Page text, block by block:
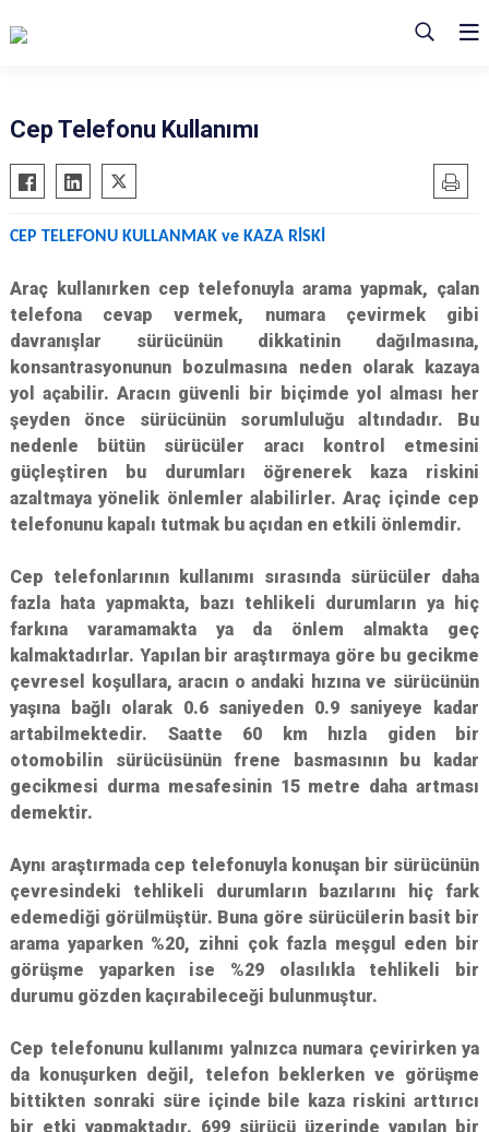
Cep Telefonu Kullanımı
CEP TELEFONU KULLANMAK ve KAZA RİSKİ
Araç kullanırken cep telefonuyla arama yapmak, çalan
telefona cevap vermek, numara çevirmek gibi
davranışlar sürücünün dikkatinin dağılmasına,
konsantrasyonunun bozulmasına neden olarak kazaya
yol açabilir. Aracın güvenli bir biçimde yol alması her
şeyden önce sürücünün sorumluluğu altındadır. Bu
nedenle bütün sürücüler aracı kontrol etmesini
güçleştiren bu durumları öğrenerek kaza riskini
azaltmaya yönelik önlemler alabilirler. Araç içinde cep
telefonunu kapalı tutmak bu açıdan en etkili önlemdir.
Cep telefonlarının kullanımı sırasında sürücüler daha
fazla hata yapmakta, bazı tehlikeli durumların ya hiç
farkına varamamakta ya da önlem almakta geç
kalmaktadırlar. Yapılan bir araştırmaya göre bu gecikme
çevresel koşullara, aracın o andaki hızına ve sürücünün
yaşına bağlı olarak 0.6 saniyeden 0.9 saniyeye kadar
artabilmektedir. Saatte 60 km hızla giden bir
otomobilin sürücüsünün frene basmasının bu kadar
gecikmesi durma mesafesinin 15 metre daha artması
demektir.
Aynı araştırmada cep telefonuyla konuşan bir sürücünün
çevresindeki tehlikeli durumların bazılarını hiç fark
edemediği görülmüştür. Buna göre sürücülerin basit bir
arama yaparken %20, zihni çok fazla meşgul eden bir
görüşme yaparken ise %29 olasılıkla tehlikeli bir
durumu gözden kaçırabileceği bulunmuştur.
Cep telefonunu kullanımı yalnızca numara çevirirken ya
da konuşurken değil, telefon beklerken ve görüşme
bittikten sonraki süre içinde bile kaza riskini arttırıcı
bir etki yapmaktadır. 699 sürücü üzerinde yapılan bir